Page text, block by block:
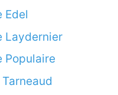
Edel
Laydernier
Populaire